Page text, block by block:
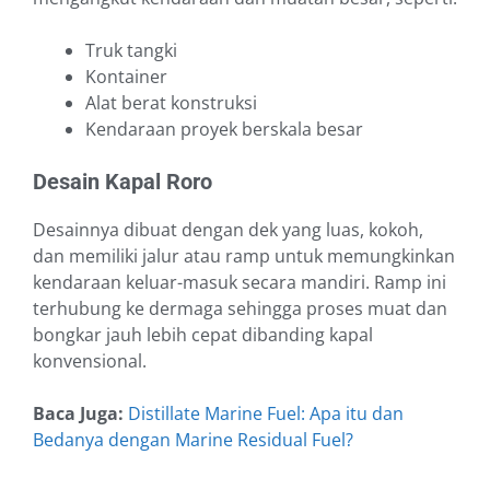
Truk tangki
Kontainer
Alat berat konstruksi
Kendaraan proyek berskala besar
Desain Kapal Roro
Desainnya dibuat dengan dek yang luas, kokoh,
dan memiliki jalur atau ramp untuk memungkinkan
kendaraan keluar-masuk secara mandiri. Ramp ini
terhubung ke dermaga sehingga proses muat dan
bongkar jauh lebih cepat dibanding kapal
konvensional.
Baca Juga: Distillate Marine Fuel: Apa itu dan
Bedanya dengan Marine Residual Fuel?